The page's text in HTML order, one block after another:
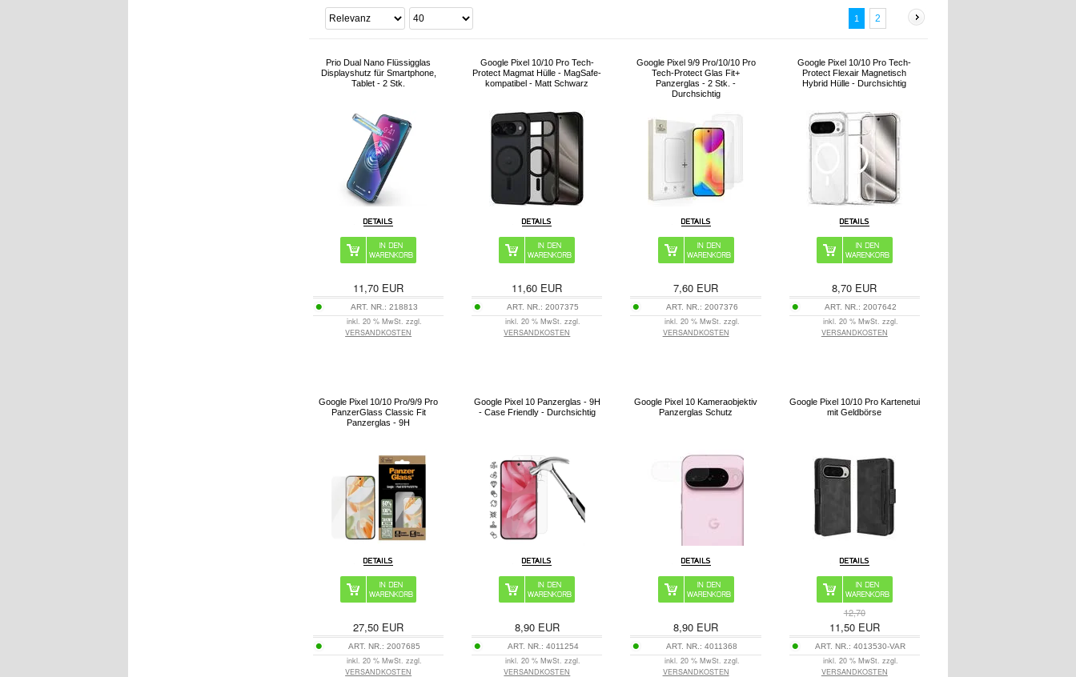
1 2
Prio Dual Nano Flüssigglas
Displayshutz für Smartphone,
Tablet - 2 Stk.
11,70 EUR
ART. NR.:218813
inkl. 20 % MwSt. zzgl.
VERSANDKOSTEN
Google Pixel 10/10 Pro Tech-
Protect Magmat Hülle - MagSafe-
kompatibel - Matt Schwarz
11,60 EUR
ART. NR.:2007375
inkl. 20 % MwSt. zzgl.
VERSANDKOSTEN
Google Pixel 9/9 Pro/10/10 Pro
Tech-Protect Glas Fit+
Panzerglas - 2 Stk. -
Durchsichtig
7,60 EUR
ART. NR.: 2007376
inkl. 20 % MwSt. zzgl.
VERSANDKOSTEN
Google Pixel 10/10 Pro Tech-
Protect Flexair Magnetisch
Hybrid Hülle - Durchsichtig
8,70 EUR
ART. NR.: 2007642
inkl. 20 % MwSt. zzgl.
VERSANDKOSTEN
Google Pixel 10/10 Pro/9/9 Pro
PanzerGlass Classic Fit
Panzerglas - 9H
27,50 EUR
ART. NR.:2007685
inkl. 20 % MwSt. zzgl.
VERSANDKOSTEN
Google Pixel 10 Panzerglas - 9H
- Case Friendly - Durchsichtig
8,90EUR
ART. NR.: 4011254
inkl. 20 % MwSt. zzgl.
VERSANDKOSTEN
Google Pixel 10 Kameraobjektiv
Panzerglas Schutz
8,90 EUR
ART. NR.:4011368
inkl. 20 % MwSt. zzgl.
VERSANDKOSTEN
Google Pixel 10/10 Pro Kartenetui
mit Geldbörse
12,70
11,50EUR
ART. NR.:4013530-VAR
inkl. 20 % MwSt. zzgl.
VERSANDKOSTEN